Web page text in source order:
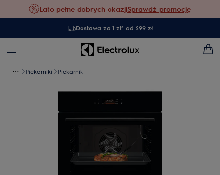
Lato pełne dobrych okazjiSprawdź promocję
Dostawa za 1 zł* od 299 zł
Piekarniki Piekarnik